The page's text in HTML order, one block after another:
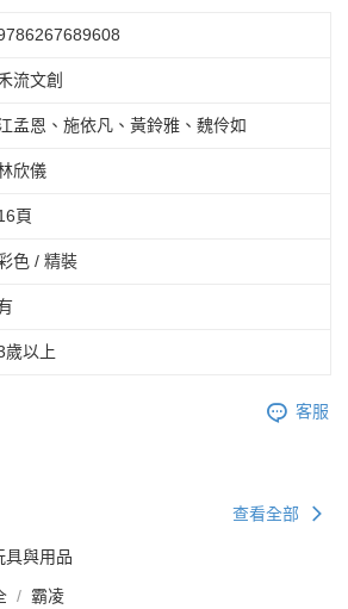
流文創
孟恩、施依凡、黃鈴雅、魏伶如
欣儀
頁
色 / 精裝
歲以上
客服
查看全部
具與用品
霸凌